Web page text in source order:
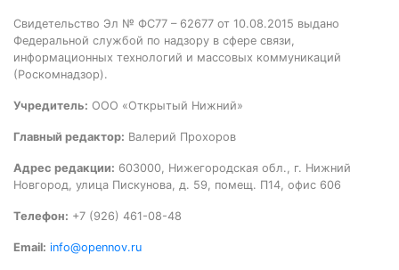
Свидетельство Эл № ФС77 – 62677 от 10.08.2015 выдано
Федеральной службой по надзору в сфере связи,
информационных технологий и массовых коммуникаций
(Роскомнадзор).
Учредитель: ООО «Открытый Нижний»
Главный редактор: Валерий Прохоров
Адрес редакции: 603000, Нижегородская обл., г. Нижний
Новгород, улица Пискунова, д. 59, помещ. П14, офис 606
Телефон: +7 (926) 461-08-48
Email: info@opennov.ru